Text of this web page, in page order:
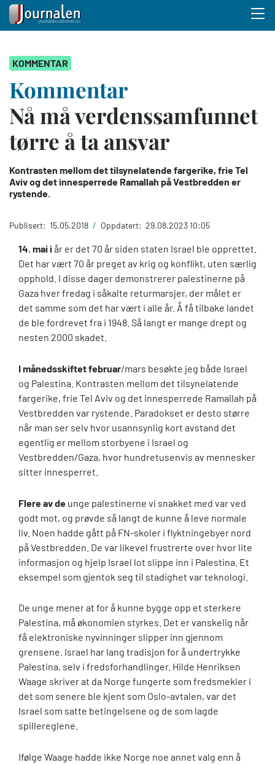
hovedinnhold
KOMMENTAR
Kommentar
Nå må verdenssamfunnet
tørre å ta ansvar
Kontrasten mellom det tilsynelatende fargerike, frie Tel
Aviv og det innesperrede Ramallah på Vestbredden er
rystende.
Publisert: 15.05.2018 / Oppdatert: 29.08.2023 10:05
14. mai iår er det 70 år siden staten Israel ble opprettet.
Det har vært 70 år preget av krig og konflikt, uten særlig
opphold. I disse dager demonstrerer palestinerne på
Gaza hver fredag i såkalte returmarsjer, der målet er
det samme som det har vært i alle år. Å få tilbake landet
de ble fordrevet fra i 1948. Så langt er mange drept og
nesten 2000 skadet.
I månedsskiftet februar/mars besøkte jeg både Israel
og Palestina. Kontrasten mellom det tilsynelatende
fargerike, frie Tel Aviv og det innesperrede Ramallah på
Vestbredden var rystende. Paradokset er desto større
når man ser selv hvor usannsynlig kort avstand det
egentlig er mellom storbyene i Israel og
Vestbredden/Gaza, hvor hundretusenvis av mennesker
sitter innesperret.
Flere av de unge palestinerne vi snakket med var ved
godt mot, og prøvde så langt de kunne å leve normale
liv. Noen hadde gått på FN-skoler i flyktningebyer nord
på Vestbredden. De var likevel frustrerte over hvor lite
informasjon og hjelp Israel lot slippe inn i Palestina. Et
eksempel som gjentok seg til stadighet var teknologi.
De unge mener at for å kunne bygge opp et sterkere
Palestina, må økonomien styrkes. Det er vanskelig når
få elektroniske nyvinninger slipper inn gjennom
grensene. Israel har lang tradisjon for å undertrykke
Palestina, selv i fredsforhandlinger. Hilde Henriksen
Waage skriver at da Norge fungerte som fredsmekler i
det som senere ble kjent som Oslo-avtalen, var det
Israel som satte betingelsene og de som lagde
spillereglene.
Ifølge Waage hadde ikke Norge noe annet valg enn å